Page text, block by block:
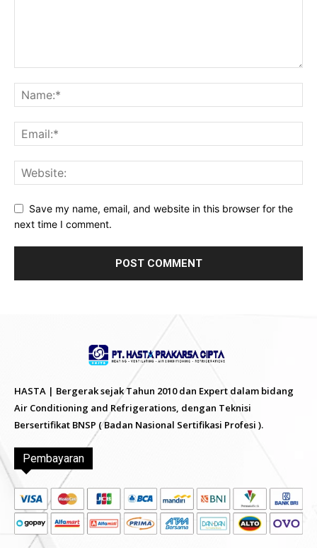
Save my name, email, and website in this browser for the
next time I comment.
HASTA | Bergerak sejak Tahun 2010 dan Expert dalam bidang
Air Conditioning and Refrigerations, dengan Teknisi
Bersertifikat BNSP ( Badan Nasional Sertifikasi Profesi ).
Pembayaran